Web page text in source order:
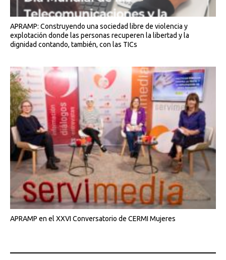
APRAMP: Construyendo una sociedad libre de violencia y
explotación donde las personas recuperen la libertad y la
dignidad contando, también, con las TICs
APRAMP en el XXVI Conversatorio de CERMI Mujeres